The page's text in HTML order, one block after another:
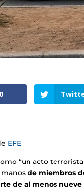
0
EFE
“un acto
manosde miembros
de al menos nueve